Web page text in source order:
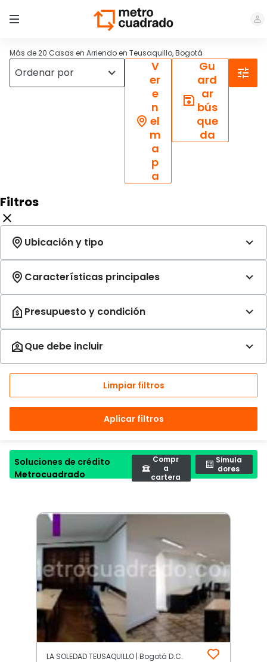
Más de 20 Casas en Arriendo en Teusaquillo, Bogotá
V
er
e
n
el
m
a
p
a
Gu
ard
ar
bús
que
da
Filtros
Limpiar filtros
Aplicar filtros
Soluciones de crédito
Metrocuadrado
Compr
a
cartera
Simula
dores
LA SOLEDAD TEUSAQUILLO | Bogotá D.C.